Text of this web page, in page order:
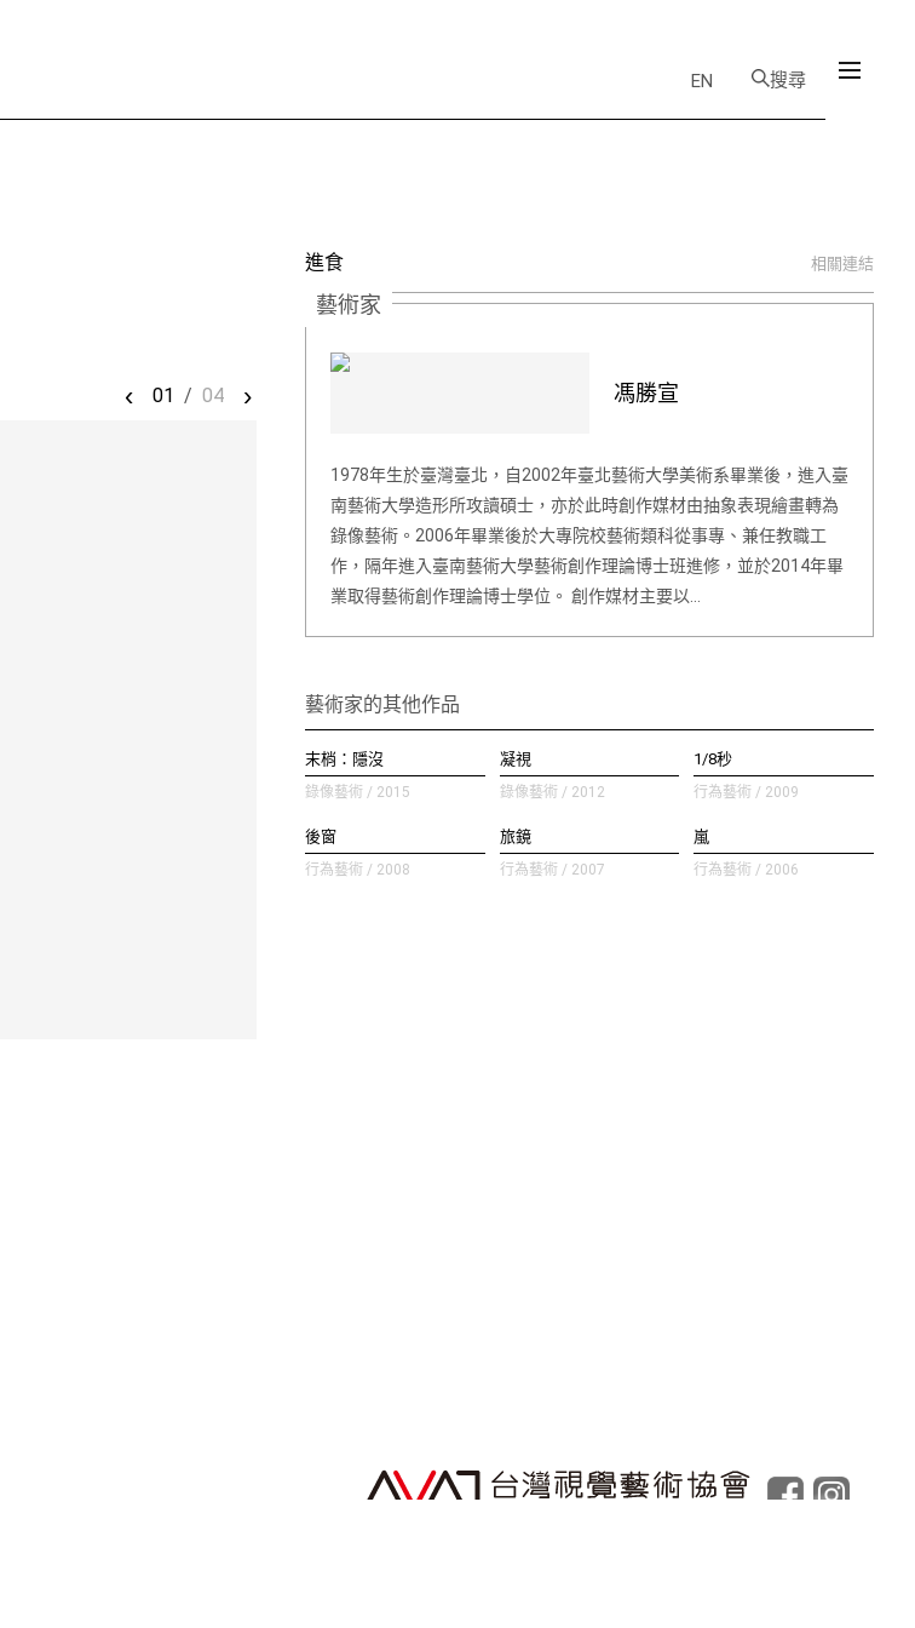
EN 搜尋
‹ 01 / 04 ›
進食 相關連結
藝術家
馮勝宣
1978年生於臺灣臺北，自2002年臺北藝術大學美術系畢業後，進入臺
南藝術大學造形所攻讀碩士，亦於此時創作媒材由抽象表現繪畫轉為
錄像藝術。2006年畢業後於大專院校藝術類科從事專、兼任教職工
作，隔年進入臺南藝術大學藝術創作理論博士班進修，並於2014年畢
業取得藝術創作理論博士學位。 創作媒材主要以…
藝術家的其他作品
末梢：隱沒
錄像藝術 / 2015
凝視
錄像藝術 / 2012
1/8秒
行為藝術 / 2009
後窗
行為藝術 / 2008
旅鏡
行為藝術 / 2007
嵐
行為藝術 / 2006